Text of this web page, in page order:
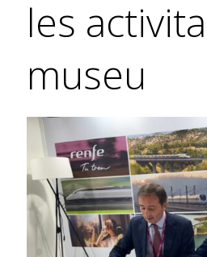
les
museu